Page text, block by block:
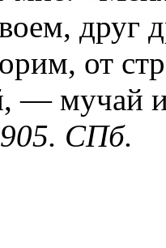
друг
от
— мучай
СПб.